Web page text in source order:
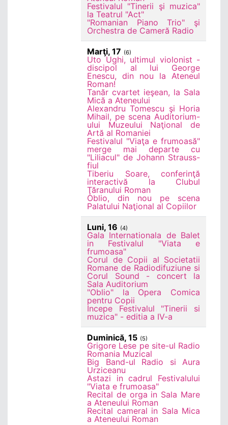
Festivalul "Tinerii şi muzica"
la Teatrul "Act"
"Romanian Piano Trio" şi
Orchestra de Cameră Radio
Marţi, 17 (6)
Uto Ughi, ultimul violonist -
discipol al lui George
Enescu, din nou la Ateneul
Roman!
Tanăr cvartet ieşean, la Sala
Mică a Ateneului
Alexandru Tomescu şi Horia
Mihail, pe scena Auditorium-
ului Muzeului Naţional de
Artă al Romaniei
Festivalul "Viaţa e frumoasă"
merge mai departe cu
"Liliacul" de Johann Strauss-
fiul
Tiberiu Soare, conferinţă
interactivă la Clubul
Ţăranului Roman
Oblio, din nou pe scena
Palatului Naţional al Copiilor
Luni, 16 (4)
Gala Internationala de Balet
in Festivalul "Viata e
frumoasa"
Corul de Copii al Societatii
Romane de Radiodifuziune si
Corul Sound - concert la
Sala Auditorium
"Oblio" la Opera Comica
pentru Copii
Incepe Festivalul "Tinerii si
muzica" - editia a IV-a
Duminică, 15 (5)
Grigore Lese pe site-ul Radio
Romania Muzical
Big Band-ul Radio si Aura
Urziceanu
Astazi in cadrul Festivalului
"Viata e frumoasa"
Recital de orga in Sala Mare
a Ateneului Roman
Recital cameral in Sala Mica
a Ateneului Roman